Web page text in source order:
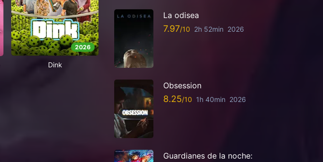
2026
Dink
La odisea
7.97 2h 52min 2026
Obsession
8.25 1h 40min 2026
Guardianes de la noche: